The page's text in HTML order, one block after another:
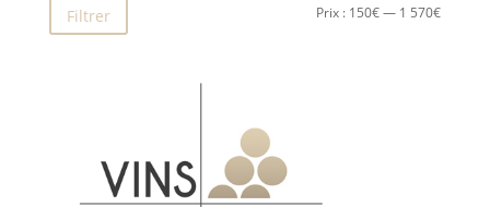
Prix
Prix
Filtrer Prix : 150€— 1 570€